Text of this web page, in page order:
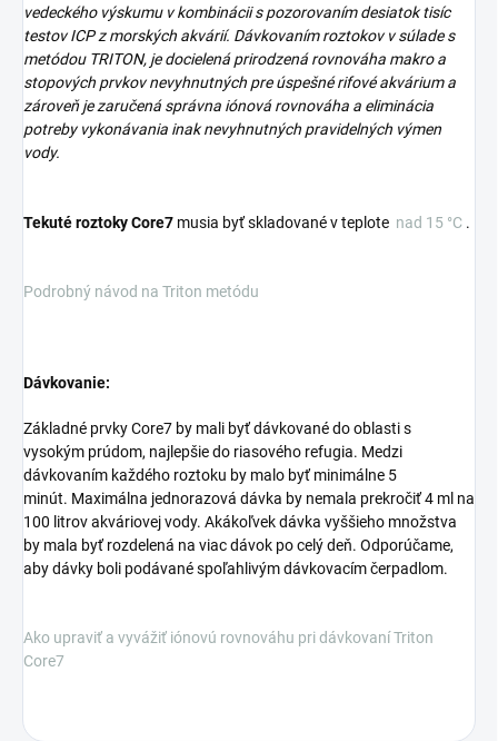
vedeckého výskumu v kombinácii s pozorovaním desiatok tisíc
testov ICP z morských akvárií. Dávkovaním roztokov v súlade s
metódou TRITON, je docielená prirodzená rovnováha makro a
stopových prvkov nevyhnutných pre úspešné rifové akvárium a
zároveň je zaručená správna iónová rovnováha a eliminácia
potreby vykonávania inak nevyhnutných pravidelných výmen
vody.
Tekuté roztoky Core7 musia byť skladované v teplote nad 15 °C .
Podrobný návod na Triton metódu
Dávkovanie:
Základné prvky Core7 by mali byť dávkované do oblasti s
vysokým prúdom, najlepšie do riasového refugia. Medzi
dávkovaním každého roztoku by malo byť minimálne 5
minút. Maximálna jednorazová dávka by nemala prekročiť 4 ml na
100 litrov akváriovej vody. Akákoľvek dávka vyššieho množstva
by mala byť rozdelená na viac dávok po celý deň. Odporúčame,
aby dávky boli podávané spoľahlivým dávkovacím čerpadlom.
Ako upraviť a vyvážiť iónovú rovnováhu pri dávkovaní Triton
Core7